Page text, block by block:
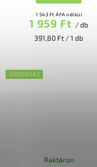
1 543 Ft ÁFA nélkül
1 959 Ft / db
391,80 Ft / 1 db
ÚJDONSÁG
Raktáron